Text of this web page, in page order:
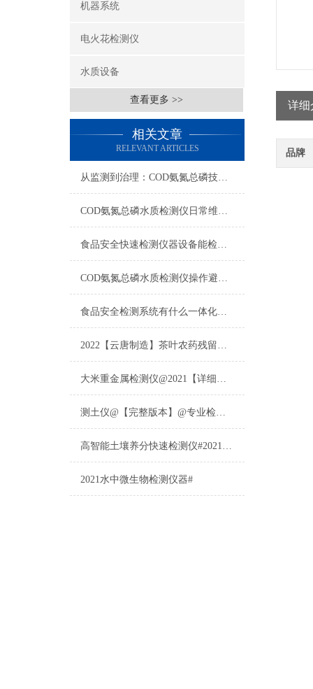
机器系统
电火花检测仪
水质设备
查看更多 >>
相关文章
RELEVANT ARTICLES
从监测到治理：COD氨氮总磷技术的双领域实战解析
COD氨氮总磷水质检测仪日常维护与试剂管理，降低故障率就靠这几招
食品安全快速检测仪器设备能检什么？一张表说清适用范围
COD氨氮总磷水质检测仪操作避坑指南：这几个步骤直接影响数据准确性
食品安全检测系统有什么一体化配置·2023仪器仪表推荐·山东云唐
2022【云唐制造】茶叶农药残留检测仪多少钱一台@山东云唐仪器仪表制造
大米重金属检测仪@2021【详细版本】@专业检测大米重金属仪器仪表
测土仪@【完整版本】@专业检测土壤的仪器仪表
高智能土壤养分快速检测仪#2021【土壤养分检测专用仪器仪表】
2021水中微生物检测仪器#
详细
品牌